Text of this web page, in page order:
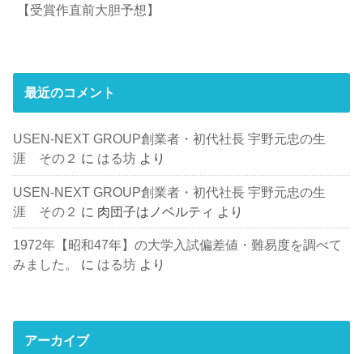
【受賞作直前大胆予想】
最近のコメント
USEN-NEXT GROUP創業者・初代社長 宇野元忠の生
涯 その２ に はる坊 より
USEN-NEXT GROUP創業者・初代社長 宇野元忠の生
涯 その２ に 肉団子はノベルティ より
1972年【昭和47年】の大学入試偏差値・難易度を調べて
みました。
に はる坊 より
アーカイブ